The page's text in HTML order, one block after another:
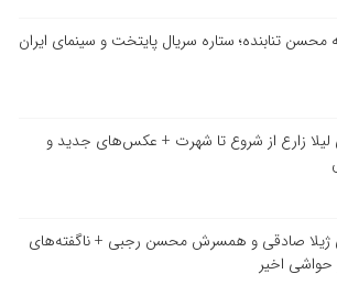
محسن تنابنده؛ ستاره سریال پایتخت و سینمای ایران
لیلا زارع از شروع تا شهرت + عکس‌های جدید و
ژیلا صادقی و همسرش محسن رجبی + ناگفته‌های
اخیر